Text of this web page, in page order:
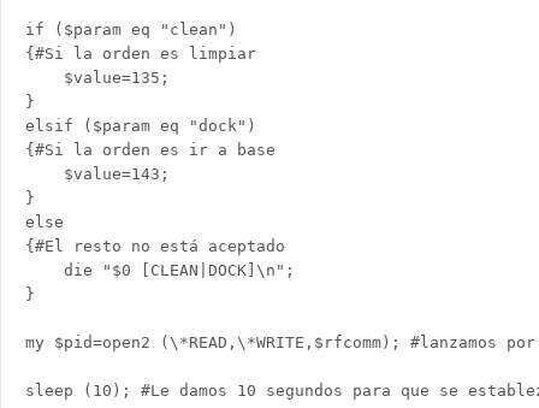
if ($param eq "clean")
{#Si la orden es limpiar
$value=135;
}
elsif ($param eq "dock")
{#Si la orden es ir a base
$value=143;
}
else
{#El resto no está aceptado
die "$0 [CLEAN|DOCK]\n";
}
my $pid=open2 (\*READ,\*WRITE,$rfcomm); #lanzamos
sleep (10); #Le damos 10 segundos para que se